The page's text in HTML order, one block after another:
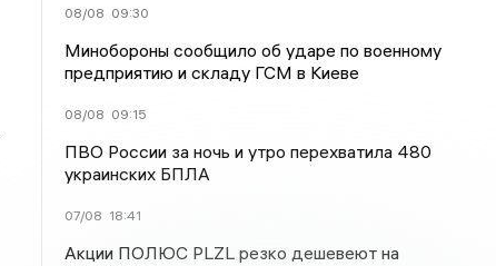
08/08 09:30
Минобороны сообщило об ударе по военному
предприятию и складу ГСМ в Киеве
08/08 09:15
ПВО России за ночь и утро перехватила 480
украинских БПЛА
07/08 18:41
Акции ПОЛЮС PLZL резко дешевеют на